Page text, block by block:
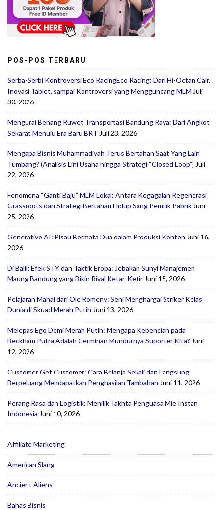
POS-POS TERBARU
Serba-Serbi Kontroversi Eco RacingEco Racing: Dari Hi-Octan Cair,
Inovasi Tablet, sampai Kontroversi yang Mengguncang MLM Juli
30, 2026
Mengurai Benang Ruwet Transportasi Bandung Raya: Dari Angkot
Sekarat Menuju Era Baru BRT Juli 23, 2026
Mengapa Bisnis Muhammadiyah Terus Bertahan Saat Yang Lain
Tumbang? (Analisis Lini Usaha hingga Strategi “Closed Loop”) Juli
22, 2026
Fenomena “Ganti Baju” MLM Lokal: Antara Kegagalan Regenerasi
Grassroots dan Strategi Bertahan Hidup Sang Pemilik Pabrik Juni
25, 2026
Generative AI: Pisau Bermata Dua dalam Produksi Konten Juni 16,
2026
Di Balik Efek STY dan Taktik Eropa: Jebakan Sunyi Manajemen
Maung Bandung yang Bikin Rival Ketar-Ketir Juni 15, 2026
Pelajaran Mahal dari Ole Romeny: Seni Menghargai Striker Kelas
Dunia di Skuad Merah Putih Juni 13, 2026
Melepas Ego Demi Merah Putih: Mengapa Kebencian pada
Beckham Putra Adalah Cerminan Mundurnya Suporter Kita? Juni
12, 2026
Customer Get Customer: Cara Belanja Sekali dan Langsung
Berpeluang Mendapatkan Penghasilan Tambahan Juni 11, 2026
Perang Rasa dan Logistik: Menilik Takhta Penguasa Mie Instan
Indonesia Juni 10, 2026
Affiliate Marketing
American Slang
Ancient Aliens
Bahas Bisnis